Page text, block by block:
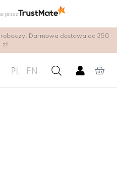
Darmowa dostawa od 350
zł.
PL EN
przez